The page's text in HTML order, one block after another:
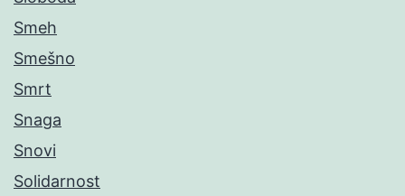
Smeh
Smešno
Smrt
Snaga
Snovi
Solidarnost